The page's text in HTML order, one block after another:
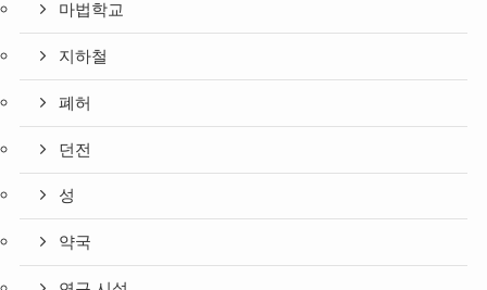
마법학교
지하철
폐허
던전
성
약국